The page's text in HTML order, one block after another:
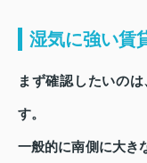
湿気に強い賃
まず確認したいの
す。
一般的に南側に大き